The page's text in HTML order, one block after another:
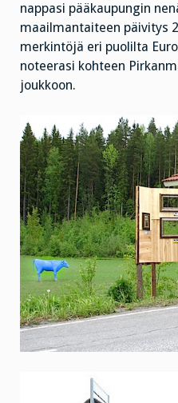
nappasi pääkaupungin
maailmantaiteen päivitys
merkintöjä eri puolilta
noteerasi kohteen
joukkoon.